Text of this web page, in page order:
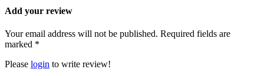
Add your review
Your email address will not be published. Required fields are
marked *
Please login to write review!